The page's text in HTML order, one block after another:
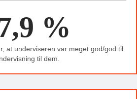
%
at underviseren var meget god/god til
til dem.